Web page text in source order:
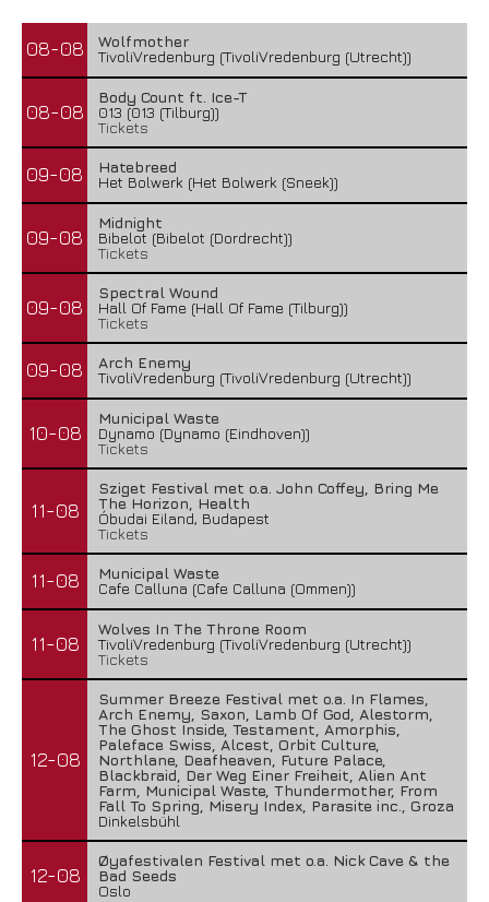
08-08
Wolfmother
TivoliVredenburg (TivoliVredenburg (Utrecht))
08-08
Body Count ft. Ice-T
013 (013 (Tilburg))
Tickets
09-08
Hatebreed
Het Bolwerk (Het Bolwerk (Sneek))
09-08
Midnight
Bibelot (Bibelot (Dordrecht))
Tickets
09-08
Spectral Wound
Hall Of Fame (Hall Of Fame (Tilburg))
Tickets
09-08
Arch Enemy
TivoliVredenburg (TivoliVredenburg (Utrecht))
10-08
Municipal Waste
Dynamo (Dynamo (Eindhoven))
Tickets
11-08
Sziget Festival met o.a. John Coffey, Bring Me
The Horizon, Health
Óbudai Eiland, Budapest
Tickets
11-08
Municipal Waste
Cafe Calluna (Cafe Calluna (Ommen))
11-08
Wolves In The Throne Room
TivoliVredenburg (TivoliVredenburg (Utrecht))
Tickets
12-08
Summer Breeze Festival met o.a. In Flames,
Arch Enemy, Saxon, Lamb Of God, Alestorm,
The Ghost Inside, Testament, Amorphis,
Paleface Swiss, Alcest, Orbit Culture,
Northlane, Deafheaven, Future Palace,
Blackbraid, Der Weg Einer Freiheit, Alien Ant
Farm, Municipal Waste, Thundermother, From
Fall To Spring, Misery Index, Parasite inc., Groza
Dinkelsbühl
12-08
Øyafestivalen Festival met o.a. Nick Cave & the
Bad Seeds
Oslo